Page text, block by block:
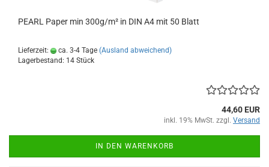
PEARL Paper min 300g/m² in DIN A4 mit 50 Blatt
Lieferzeit: ca. 3-4 Tage (Ausland abweichend)
Lagerbestand: 14 Stück
44,60 EUR
inkl. 19% MwSt. zzgl. Versand
IN DEN WARENKORB